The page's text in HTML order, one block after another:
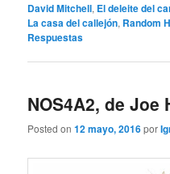
David Mitchell, El deleite del
La casa del callejón, Random
Respuestas
NOS4A2, de Joe
Posted on12 mayo, 2016por